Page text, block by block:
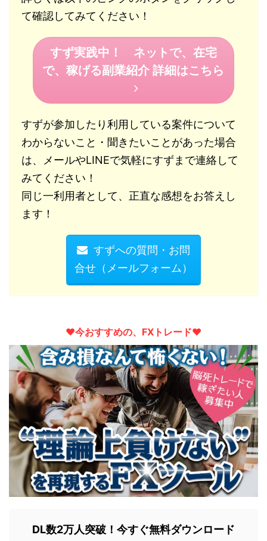
て確認してみてください！
すず実践中！ ネットで、在宅
で、稼げる副業紹介 詳細はこちら
すずが参加したり利用している案件について
わからないこと・聞きたいことがあった場合
は、メールやLINEで気軽にすずまで連絡して
みてください！
同じ一利用者として、正直な感想をお答えし
ます！
すずへの質問・お問
合せ（メールフォーム）
♥︎今おすすめの、FXトレード♥︎
DL数2万人突破！今すぐ無料ダウンロード